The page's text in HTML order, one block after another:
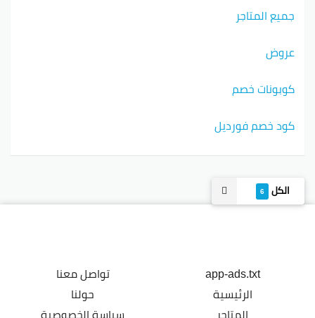
الكل 6
جميع المتاجر
عروض
كوبونات خصم
كود خصم فورديل
app-ads.txt
الرئيسية
تواصل معنا
حولنا